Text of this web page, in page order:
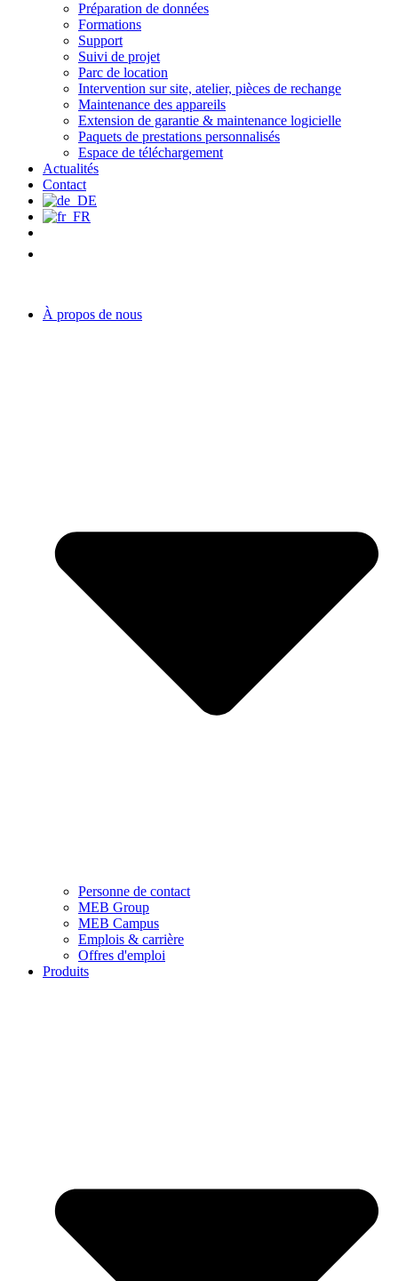
Préparation de données
Formations
Support
Suivi de projet
Parc de location
Intervention sur site, atelier, pièces de rechange
Maintenance des appareils
Extension de garantie & maintenance logicielle
Paquets de prestations personnalisés
Espace de téléchargement
Actualités
Contact
À propos de nous
Personne de contact
MEB Group
MEB Campus
Emplois & carrière
Offres d'emploi
Produits